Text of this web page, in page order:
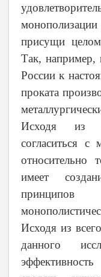
монополизации
присущи
Так, например,
России к
проката
Исходя из
согласиться
относительно
имеет
Исходя из
данного